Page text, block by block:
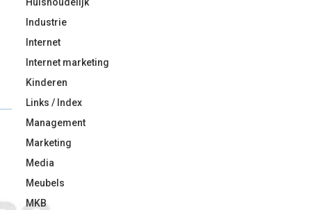
Industrie
Internet
Internet marketing
Kinderen
Links / Index
Management
Marketing
Media
Meubels
MKB